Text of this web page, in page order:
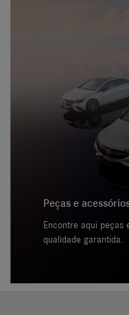
Peças e
Encontre aqui peças
qualidade garantida.